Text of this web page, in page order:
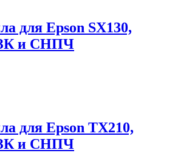
для Epson SX130,
и СНПЧ
для Epson TX210,
и СНПЧ